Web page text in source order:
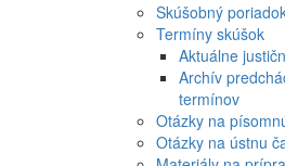
Skúšobný
Termíny skúšok
Aktuálne
Archív
termínov
Otázky na
Otázky na ústnu